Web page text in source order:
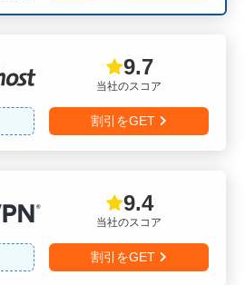
当社のスコア
9.7
割引をGET
当社のスコア
9.4
割引をGET